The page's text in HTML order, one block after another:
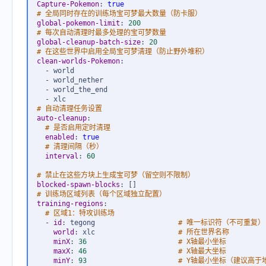
Capture-Pokemon:
true
# 全局同时存在的训练场宝可梦最大数量（防卡服）
global-pokemon-limit :
200
# 每次自动清理时最多处理的宝可梦数量
global-cleanup-batch-size:
20
# 在这些世界中启用全局宝可梦清理（防止野外堆积）
clean-worlds-Pokemon:
- world
- world_nether
- world_the_end
-
# 自动清理任务设置
auto-cleanup:
# 是否启用定时清理
enabled :
true
# 清理间隔（秒）
interval : 60
# 禁止在这些方块上生成宝可梦（留空则不限制）
blocked-spawn-blocks :
# 训练场区域列表（每个区域独立配置）
training-regions :
# 区域1：特攻训练场
-
id : tegong # 唯一标识符（不可重复）
world : xlc # 所在世界名称
minX: 36 # X轴最小坐标
maxX: 46 # X轴最大坐标
minY: 93 # Y轴最小坐标（建议高于